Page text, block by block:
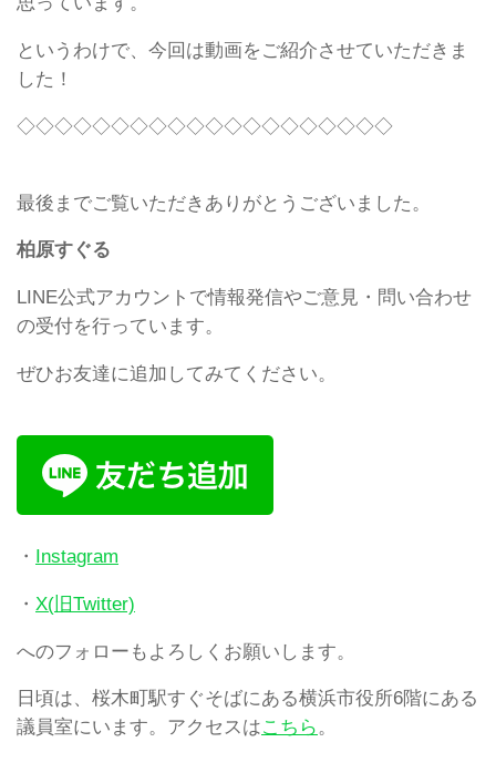
というわけで、今回は動画をご紹介させていただきま
した！
◇◇◇◇◇◇◇◇◇◇◇◇◇◇◇◇◇◇◇◇
最後までご覧いただきありがとうございました。
柏原すぐる
LINE公式アカウントで情報発信やご意見・問い合わせ
の受付を行っています。
ぜひお友達に追加してみてください。
・ Instagram
・ X(旧Twitter)
へのフォローもよろしくお願いします。
日頃は、桜木町駅すぐそばにある横浜市役所6階にある
議員室にいます。アクセスはこちら。